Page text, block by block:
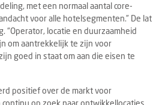
met een normaal aantal core-
voor alle hotelsegmenten.” De lat
“Operator, locatie en duurzaamheid
om aantrekkelijk te zijn voor
goed in staat om aan die eisen te
positief over de markt voor